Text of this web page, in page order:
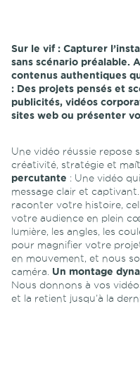
Sur le vif : Capturer
sans scénario préalable.
contenus authentiques
: Des projets pensés et
publicités, vidéos
sites web ou présenter
Une vidéo réussie repose
créativité, stratégie et
percutante : Une vidéo
message clair et
raconter votre histoire,
votre audience en plein
lumière, les angles, les
pour magnifier votre
en mouvement, et nous
caméra. Un montage
Nous donnons à vos
et la retient jusqu’à la